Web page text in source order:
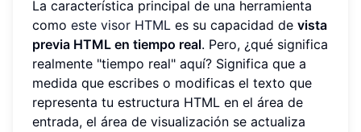
La característica principal de una herramienta
como este visor HTML es su capacidad de vista
previa HTML en tiempo real. Pero, ¿qué significa
realmente "tiempo real" aquí? Significa que a
medida que escribes o modificas el texto que
representa tu estructura HTML en el área de
entrada, el área de visualización se actualiza